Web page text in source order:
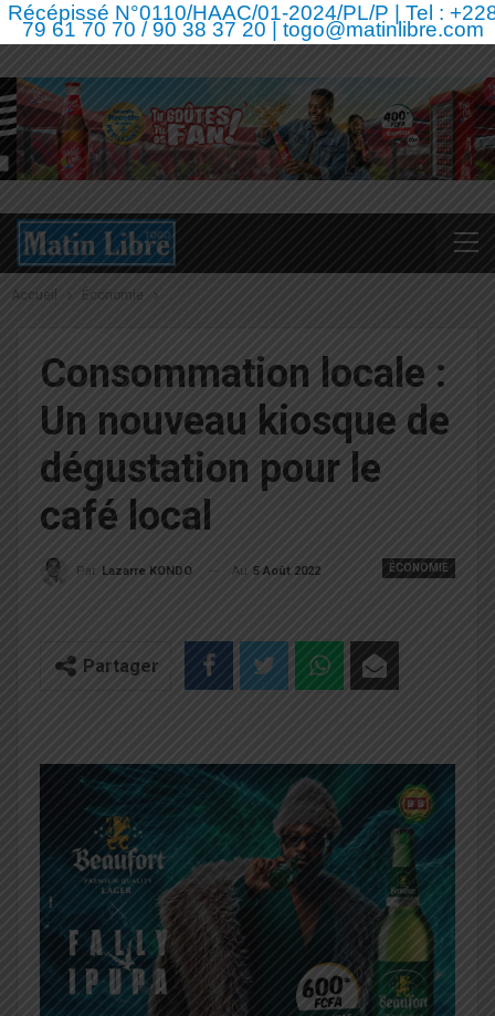
Récépissé N°0110/HAAC/01-2024/PL/P | Tel :
79 61 70 70 / 90 38 37 20 | togo@matinlibre.com
Accueil Économie
Consommation locale :
Un nouveau kiosque de
dégustation pour le
café local
ÉCONOMIE
Par Lazarre KONDO Au 5 Août 2022
Partager